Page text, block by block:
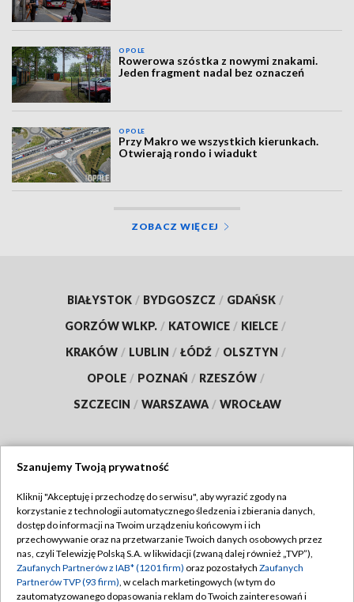
OPOLE
Rowerowa szóstka z nowymi znakami.
Jeden fragment nadal bez oznaczeń
OPOLE
Przy Makro we wszystkich kierunkach.
Otwierają rondo i wiadukt
ZOBACZ WIĘCEJ
BIAŁYSTOK / BYDGOSZCZ / GDAŃSK /
GORZÓW WLKP. / KATOWICE / KIELCE /
KRAKÓW / LUBLIN / ŁÓDŹ / OLSZTYN /
OPOLE / POZNAŃ / RZESZÓW /
SZCZECIN / WARSZAWA / WROCŁAW
TVP
Abonament TVP
Emisja w TVP
Centrum informacji TVP
Regulamin TVP
Polityka prywatności
Moje zgody
Szanujemy Twoją prywatność
Kliknij "Akceptuję i przechodzę do serwisu", aby wyrazić zgody na
korzystanie z technologii automatycznego śledzenia i zbierania danych,
dostęp do informacji na Twoim urządzeniu końcowym i ich
przechowywanie oraz na przetwarzanie Twoich danych osobowych przez
nas, czyli Telewizję Polską S.A. w likwidacji (zwaną dalej również „TVP”),
Zaufanych Partnerów z IAB* (1201 firm) oraz pozostałych Zaufanych
Partnerów TVP (93 firm), w celach marketingowych (w tym do
zautomatyzowanego dopasowania reklam do Twoich zainteresowań i